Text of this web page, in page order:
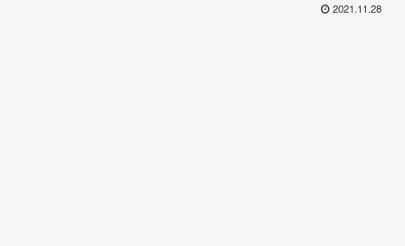
2021.11.28